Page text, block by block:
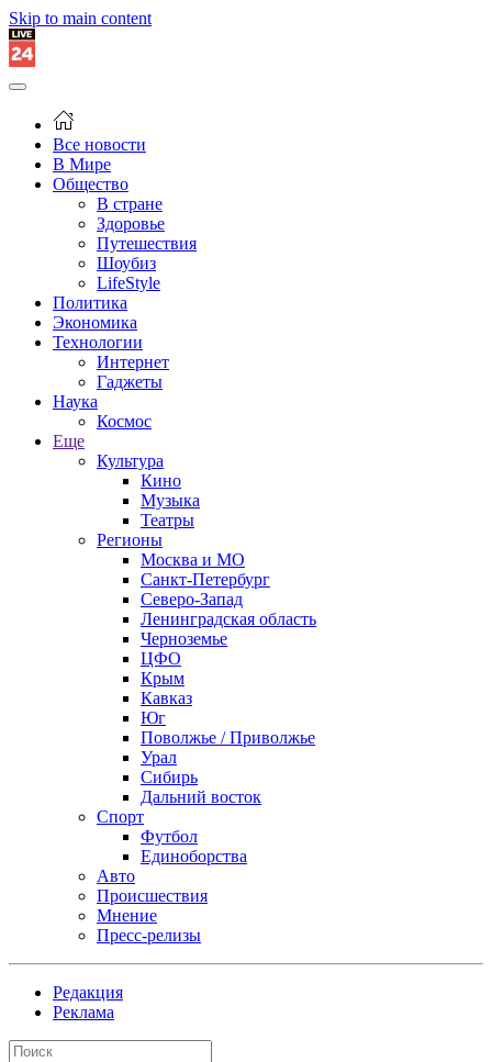
Skip to main content
Все новости
В Мире
Общество
В стране
Здоровье
Путешествия
Шоубиз
LifeStyle
Политика
Экономика
Технологии
Интернет
Гаджеты
Наука
Космос
Еще
Культура
Кино
Музыка
Театры
Регионы
Москва и МО
Санкт-Петербург
Северо-Запад
Ленинградская область
Черноземье
ЦФО
Крым
Кавказ
Юг
Поволжье / Приволжье
Урал
Сибирь
Дальний восток
Спорт
Футбол
Единоборства
Авто
Происшествия
Мнение
Пресс-релизы
Редакция
Реклама